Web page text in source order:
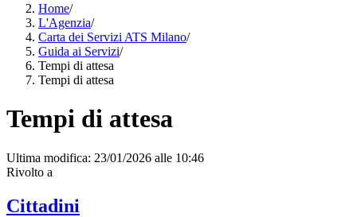
Home/
L'Agenzia/
Carta dei Servizi ATS Milano/
Guida ai Servizi/
Tempi di attesa
Tempi di attesa
Tempi di attesa
Ultima modifica: 23/01/2026 alle 10:46
Rivolto a
Cittadini